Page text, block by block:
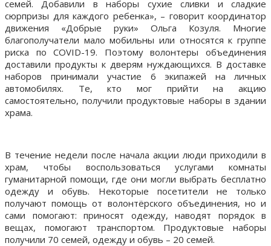
семей. Добавили в наборы сухие сливки и сладкие
сюрпризы для каждого ребенка», – говорит координатор
движения «Добрые руки» Ольга Козуля. Многие
благополучатели мало мобильны или относятся к группе
риска по COVID-19. Поэтому волонтеры объединения
доставили продукты к дверям нуждающихся. В доставке
наборов принимали участие 6 экипажей на личных
автомобилях. Те, кто мог прийти на акцию
самостоятельно, получили продуктовые наборы в здании
храма.
В течение недели после начала акции люди приходили в
храм, чтобы воспользоваться услугами комнаты
гуманитарной помощи, где они могли выбрать бесплатно
одежду и обувь. Некоторые посетители не только
получают помощь от волонтёрского объединения, но и
сами помогают: приносят одежду, наводят порядок в
вещах, помогают транспортом. Продуктовые наборы
получили 70 семей, одежду и обувь – 20 семей.